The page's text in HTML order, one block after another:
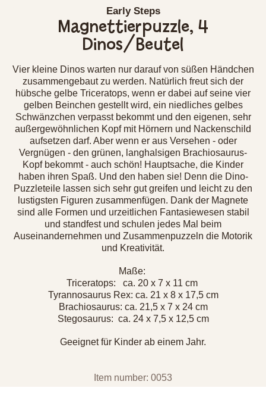
Early Steps
Magnettierpuzzle, 4
Dinos/Beutel
Vier kleine Dinos warten nur darauf von süßen Händchen
zusammengebaut zu werden. Natürlich freut sich der
hübsche gelbe Triceratops, wenn er dabei auf seine vier
gelben Beinchen gestellt wird, ein niedliches gelbes
Schwänzchen verpasst bekommt und den eigenen, sehr
außergewöhnlichen Kopf mit Hörnern und Nackenschild
aufsetzen darf. Aber wenn er aus Versehen - oder
Vergnügen - den grünen, langhalsigen Brachiosaurus-
Kopf bekommt - auch schön! Hauptsache, die Kinder
haben ihren Spaß. Und den haben sie! Denn die Dino-
Puzzleteile lassen sich sehr gut greifen und leicht zu den
lustigsten Figuren zusammenfügen. Dank der Magnete
sind alle Formen und urzeitlichen Fantasiewesen stabil
und standfest und schulen jedes Mal beim
Auseinandernehmen und Zusammenpuzzeln die Motorik
und Kreativität.
Maße:
Triceratops: ca. 20 x 7 x 11 cm
Tyrannosaurus Rex: ca. 21 x 8 x 17,5 cm
Brachiosaurus: ca. 21,5 x 7 x 24 cm
Stegosaurus: ca. 24 x 7,5 x 12,5 cm
Geeignet für Kinder ab einem Jahr.
Item number: 0053